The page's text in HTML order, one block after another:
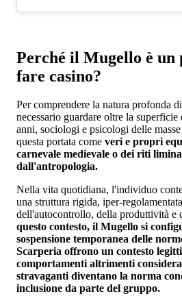
Perché il Mugello è un
fare casino?
Per comprendere la natura profonda
necessario guardare oltre la
anni, sociologi e psicologi delle
questa portata come veri e propri
carnevale medievale o dei riti
dall'antropologia.
Nella vita quotidiana, l'individuo
una struttura rigida, iper-
dell'autocontrollo, della produttività e
questo contesto, il Mugello si
sospensione temporanea delle
Scarperia offrono un contesto
comportamenti altrimenti
stravaganti diventano la norma
inclusione da parte del gruppo.